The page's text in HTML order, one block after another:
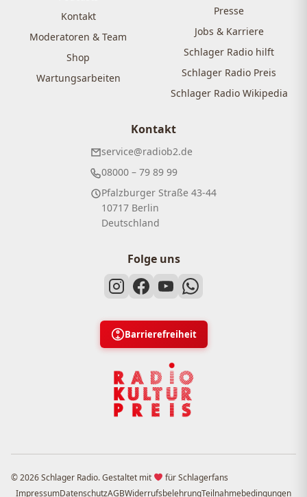
Kontakt
Moderatoren & Team
Shop
Wartungsarbeiten
Presse
Jobs & Karriere
Schlager Radio hilft
Schlager Radio Preis
Schlager Radio Wikipedia
Kontakt
service@radiob2.de
08000 – 79 89 99
Pfalzburger Straße 43-44
10717 Berlin
Deutschland
Folge uns
Barrierefreiheit
© 2026 Schlager Radio. Gestaltet mit
für Schlagerfans
ImpressumDatenschutzAGBWiderrufsbelehrungTeilnahmebedingungen